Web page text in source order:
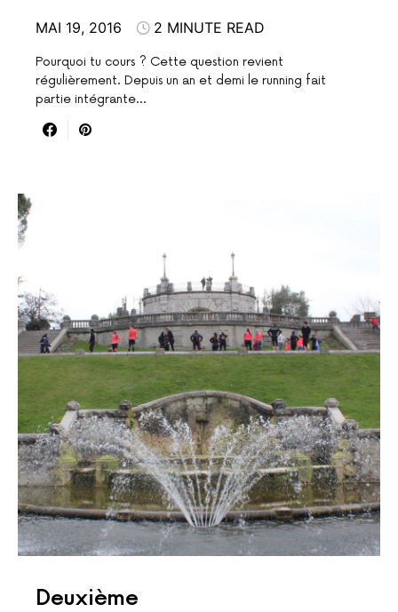
MAI 19, 2016 2 MINUTE READ
Pourquoi tu cours ? Cette question revient
régulièrement. Depuis un an et demi le running fait
partie intégrante…
Deuxième